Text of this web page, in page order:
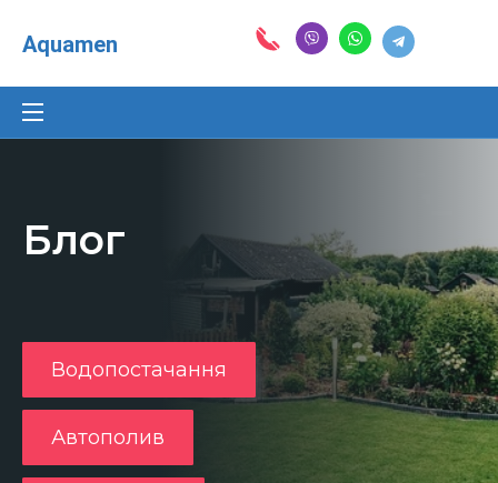
Aquamen
Блог
Водопостачання
Автополив